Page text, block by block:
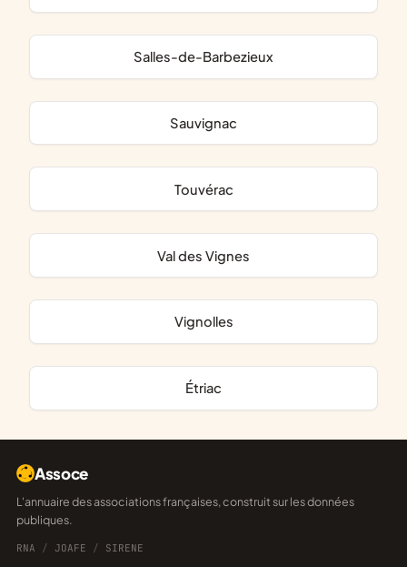
Salles-de-Barbezieux
Sauvignac
Touvérac
Val des Vignes
Vignolles
Étriac
Assoce
L'annuaire des associations françaises, construit sur les données
publiques.
RNA / JOAFE / SIRENE